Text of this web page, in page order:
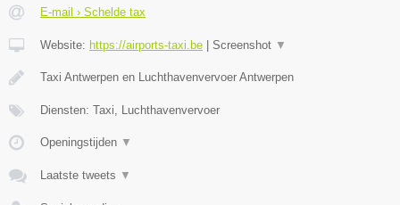
E-mail › Schelde tax
Website: https://airports-taxi.be Screenshot ▼
Taxi Antwerpen en Luchthavenvervoer Antwerpen
Diensten: Taxi, Luchthavenvervoer
Openingstijden ▼
Laatste tweets ▼